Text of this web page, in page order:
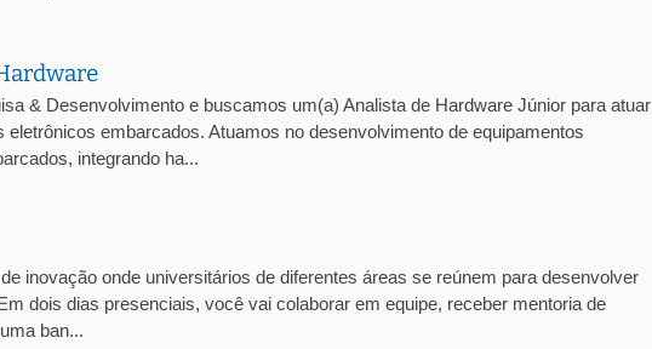
& Desenvolvimento e buscamos um(a) Analista de Hardware Júnior para atuar
embarcados. Atuamos no desenvolvimento de equipamentos
integrando ha...
inovação onde universitários de diferentes áreas se reúnem para desenvolver
dois dias presenciais, você vai colaborar em equipe, receber mentoria de
ban...